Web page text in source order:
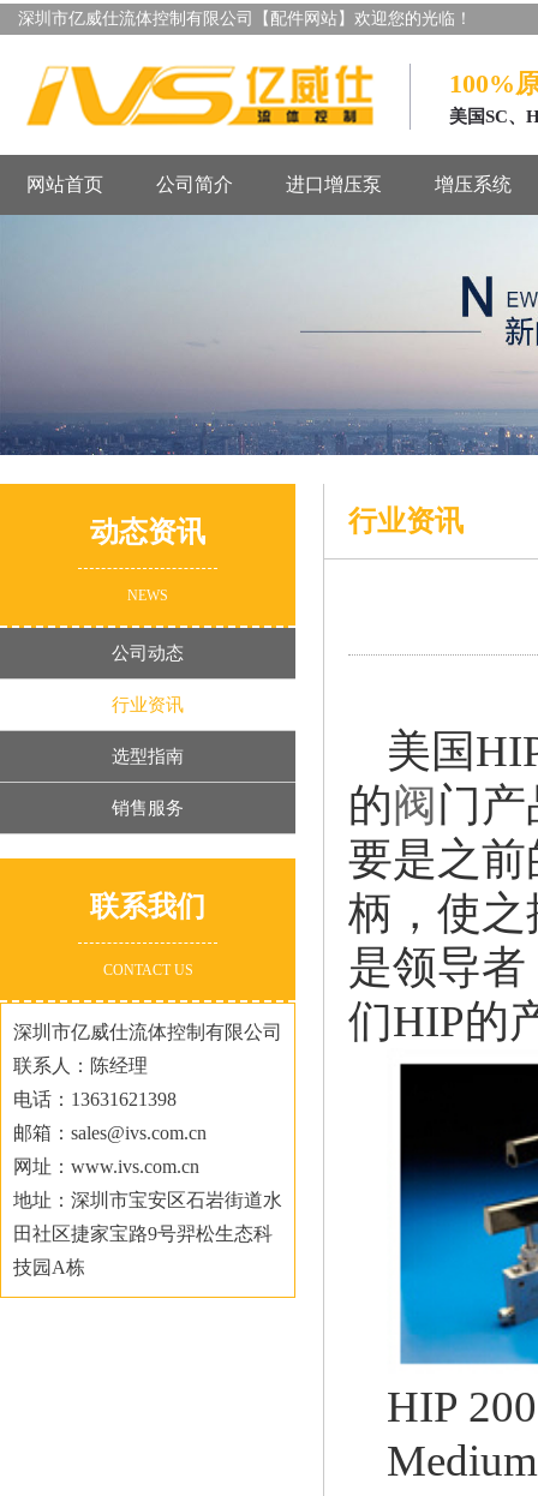
深圳市亿威仕流体控制有限公司【配件网站】欢迎您的光临！
100%
美国SC、
网站首页 公司简介 进口增压泵 增压系统
动态资讯
NEWS
公司动态
行业资讯
选型指南
销售服务
联系我们
CONTACT US
深圳市亿威仕流体控制有限公司
联系人：陈经理
电话：13631621398
邮箱：sales@ivs.com.cn
网址：www.ivs.com.cn
地址：深圳市宝安区石岩街道水
田社区捷家宝路9号羿松生态科
技园A栋
行业资讯
美国
的阀 门
要是之
柄，使
是领导
们HIP的
HIP